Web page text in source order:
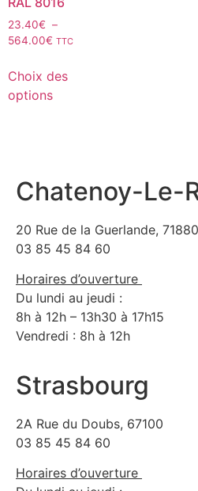
23.40€ –
564.00€ TTC
Choix des
options
Chatenoy-Le-
20 Rue de la Guerlande, 71880
03 85 45 84 60
Horaires d’ouverture
Du lundi au jeudi :
8h à 12h – 13h30 à 17h15
Vendredi : 8h à 12h
Strasbourg
2A Rue du Doubs, 67100
03 85 45 84 60
Horaires d’ouverture